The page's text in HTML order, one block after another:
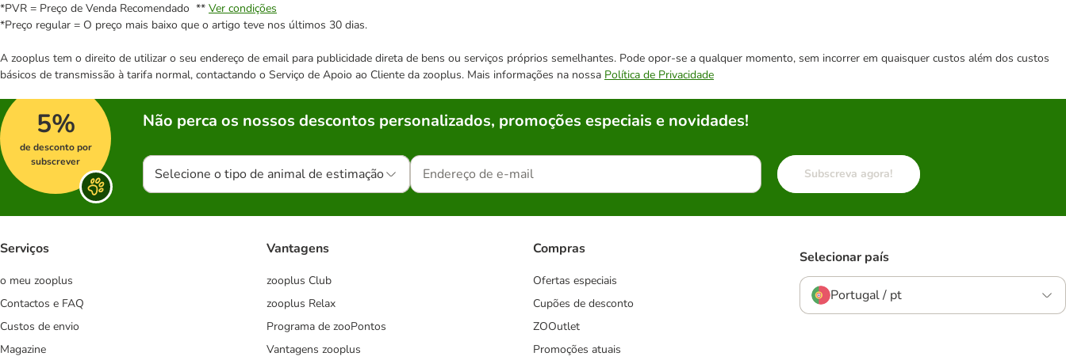
*PVR = Preço de Venda Recomendado ** Ver condições
*Preço regular = O preço mais baixo que o artigo teve nos últimos 30 dias.
A zooplus tem o direito de utilizar o seu endereço de email para publicidade direta de bens ou serviços próprios semelhantes. Pode opor-se a qualquer momento, sem incorrer em quaisquer custos além dos custos
básicos de transmissão à tarifa normal, contactando o Serviço de Apoio ao Cliente da zooplus. Mais informações na nossa Política de Privacidade
5%
de desconto por
subscrever
Não perca os nossos descontos personalizados, promoções especiais e novidades!
Selecione o tipo de animal de estimação Subscreva agora!
Serviços
o meu zooplus
Contactos e FAQ
Custos de envio
Magazine
Vantagens
zooplus Club
zooplus Relax
Programa de zooPontos
Vantagens zooplus
Compras
Ofertas especiais
Cupões de desconto
ZOOutlet
Promoções atuais
Selecionar país
Portugal / pt